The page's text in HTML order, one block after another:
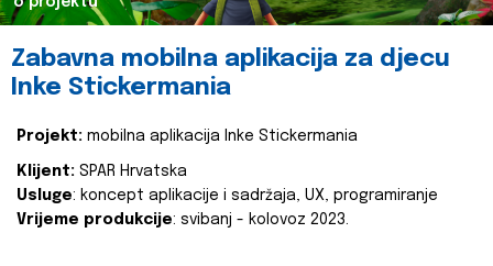
Zabavna mobilna aplikacija za djecu
Inke Stickermania
Projekt: mobilna aplikacija Inke Stickermania
Klijent: SPAR Hrvatska
Usluge: koncept aplikacije i sadržaja, UX, programiranje
Vrijeme produkcije: svibanj - kolovoz 2023.